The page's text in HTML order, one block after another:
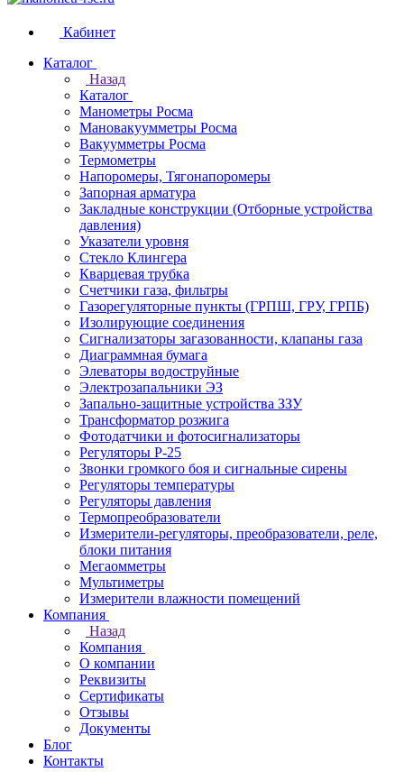
Кабинет
Каталог
Назад
Каталог
Манометры Росма
Мановакуумметры Росма
Вакуумметры Росма
Термометры
Напоромеры, Тягонапоромеры
Запорная арматура
Закладные конструкции (Отборные устройства
давления)
Указатели уровня
Стекло Клингера
Кварцевая трубка
Счетчики газа, фильтры
Газорегуляторные пункты (ГРПШ, ГРУ, ГРПБ)
Изолирующие соединения
Сигнализаторы загазованности, клапаны газа
Диаграммная бумага
Элеваторы водоструйные
Электрозапальники ЭЗ
Запально-защитные устройства ЗЗУ
Трансформатор розжига
Фотодатчики и фотосигнализаторы
Регуляторы Р-25
Звонки громкого боя и сигнальные сирены
Регуляторы температуры
Регуляторы давления
Термопреобразователи
Измерители-регуляторы, преобразователи, реле,
блоки питания
Мегаомметры
Мультиметры
Измерители влажности помещений
Компания
Назад
Компания
О компании
Реквизиты
Сертификаты
Отзывы
Документы
Блог
Контакты